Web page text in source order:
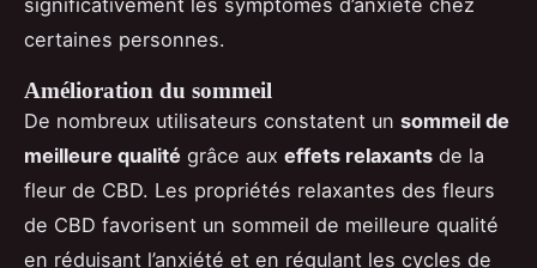
significativement les symptômes d’anxiété chez
certaines personnes.
Amélioration du sommeil
De nombreux utilisateurs constatent un sommeil de
meilleure qualité grâce aux effets relaxants de la
fleur de CBD. Les propriétés relaxantes des fleurs
de CBD favorisent un sommeil de meilleure qualité
en réduisant l’anxiété et en régulant les cycles de